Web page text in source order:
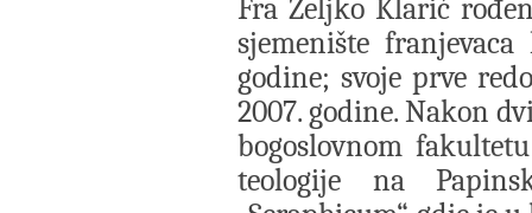
Fra Željko Klarić
sjemenište
godine; svoje prve
2007. godine. Nakon
bogoslovnom
teologije na